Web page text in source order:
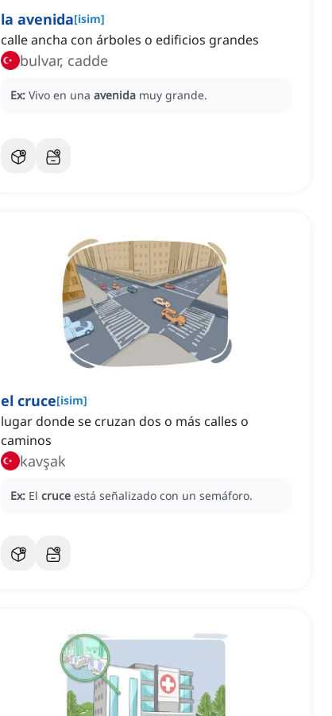
la avenida[isim]
calle ancha con árboles o edificios grandes
bulvar, cadde
Ex: Vivo en una avenida muy grande.
el cruce[isim]
lugar donde se cruzan dos o más calles o
caminos
kavşak
Ex: El cruce está señalizado con un semáforo.